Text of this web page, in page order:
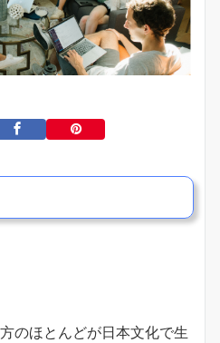
のほとんどが日本文化で生